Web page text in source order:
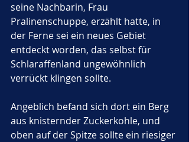
seine Nachbarin, Frau
Pralinenschuppe, erzählt hatte, in
der Ferne sei ein neues Gebiet
entdeckt worden, das selbst für
Schlaraffenland ungewöhnlich
verrückt klingen sollte.
Angeblich befand sich dort ein Berg
aus knisternder Zuckerkohle, und
oben auf der Spitze sollte ein riesiger